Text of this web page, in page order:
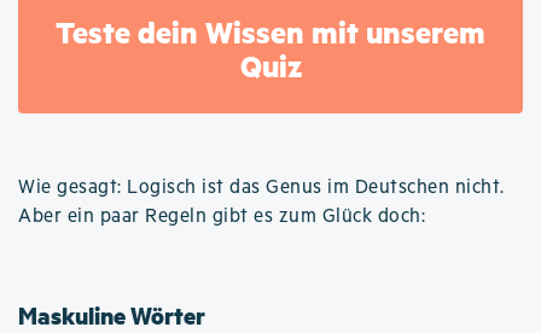
Teste dein Wissen mit unserem
Quiz
Wie gesagt: Logisch ist das Genus im Deutschen nicht.
Aber ein paar Regeln gibt es zum Glück doch:
Maskuline Wörter